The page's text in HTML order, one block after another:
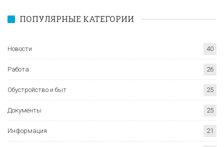
ПОПУЛЯРНЫЕ КАТЕГОРИИ
Новости 40
Работа 26
Обустройство и быт 25
Документы 25
Информация 21